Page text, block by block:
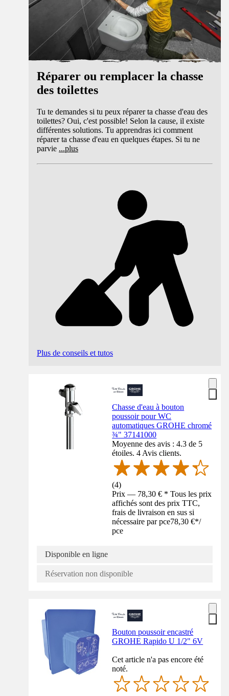
Réparer ou remplacer la chasse
des toilettes
Tu te demandes si tu peux réparer ta chasse d'eau des
toilettes? Oui, c'est possible! Selon la cause, il existe
différentes solutions. Tu apprendras ici comment
réparer ta chasse d'eau en quelques étapes. Si tu ne
parvie ...plus
Plus de conseils et tutos
Chasse d'eau à bouton
poussoir pour WC
automatiques GROHE chromé
¾" 37141000
Moyenne des avis : 4.3 de 5
étoiles. 4 Avis clients.
(4)
Prix — 78,30 € * Tous les prix
affichés sont des prix TTC,
frais de livraison en sus si
nécessaire par pce78,30 €*/
pce
Disponible en ligne
Réservation non disponible
Bouton poussoir encastré
GROHE Rapido U 1/2" 6V
Cet article n'a pas encore été
noté.